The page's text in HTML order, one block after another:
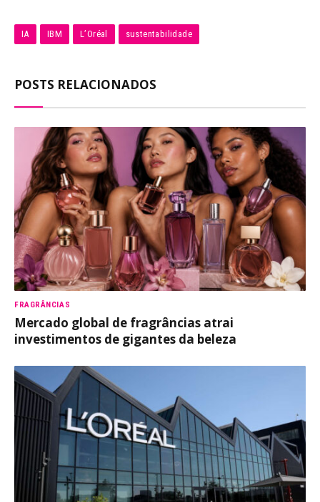
IA IBM L’Oréal sustentabilidade
POSTS RELACIONADOS
FRAGRÂNCIAS
Mercado global de fragrâncias atrai
investimentos de gigantes da beleza